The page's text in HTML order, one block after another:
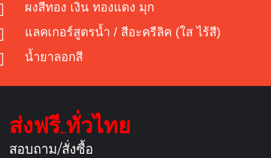
ผงสีทอง เงิน ทองแดง มุก
แลคเกอร์สูตรน้ำ / สีอะครีลิค (ใส ไร้สี)
น้ำยาลอกสี
ส่งฟรี ทั่วไทย
สอบถาม/สั่งซื้อ